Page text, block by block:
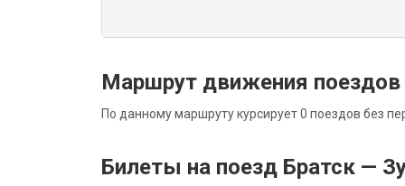
Маршрут движения поездов
По данному маршруту курсирует 0 поездов без
Билеты на поезд Братск —